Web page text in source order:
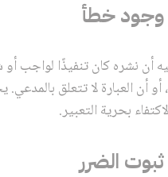
وجود خطأ
أن نشره كان تنفيذًا لواجب
أن العبارة لا تتعلق
بحرية التعبير.
الضرر